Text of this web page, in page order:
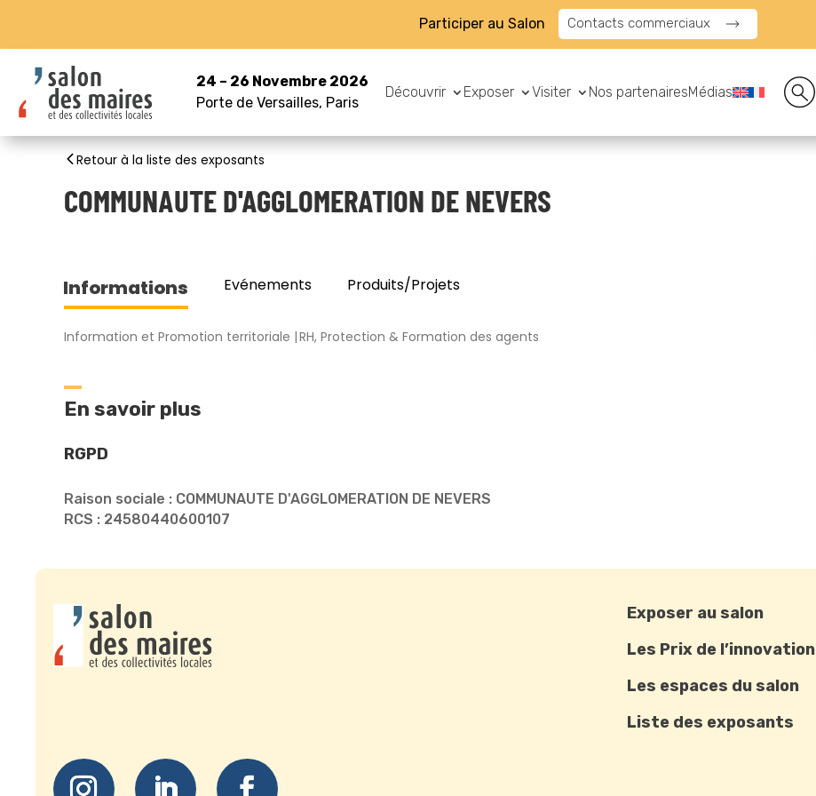
Participer au Salon Contacts commerciaux
24 – 26 Novembre 2026
Porte de Versailles, Paris
Découvrir Exposer Visiter Nos partenairesMédias
Retour à la liste des exposants
COMMUNAUTE D'AGGLOMERATION DE NEVERS
Informations Evénements Produits/Projets
Information et Promotion territoriale RH, Protection & Formation des agents
En savoir plus
RGPD
Raison sociale : COMMUNAUTE D'AGGLOMERATION DE NEVERS
RCS : 24580440600107
Exposer au salon
Les Prix de l’innovation
Les espaces du salon
Liste des exposants